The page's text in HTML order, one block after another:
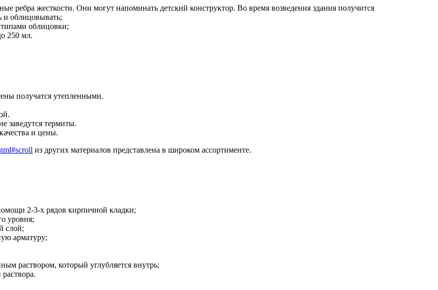
ребра жесткости. Они могут напоминать детский конструктор. Во время возведения здания получится
и облицовывать;
облицовки;
250 мл.
получатся утепленными.
заведутся термиты.
и цены.
из других материалов представлена в широком ассортименте.
2-3-х рядов кирпичной кладки;
уровня;
слой;
арматуру;
раствором, который углубляется внутрь;